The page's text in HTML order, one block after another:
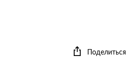
Поделиться